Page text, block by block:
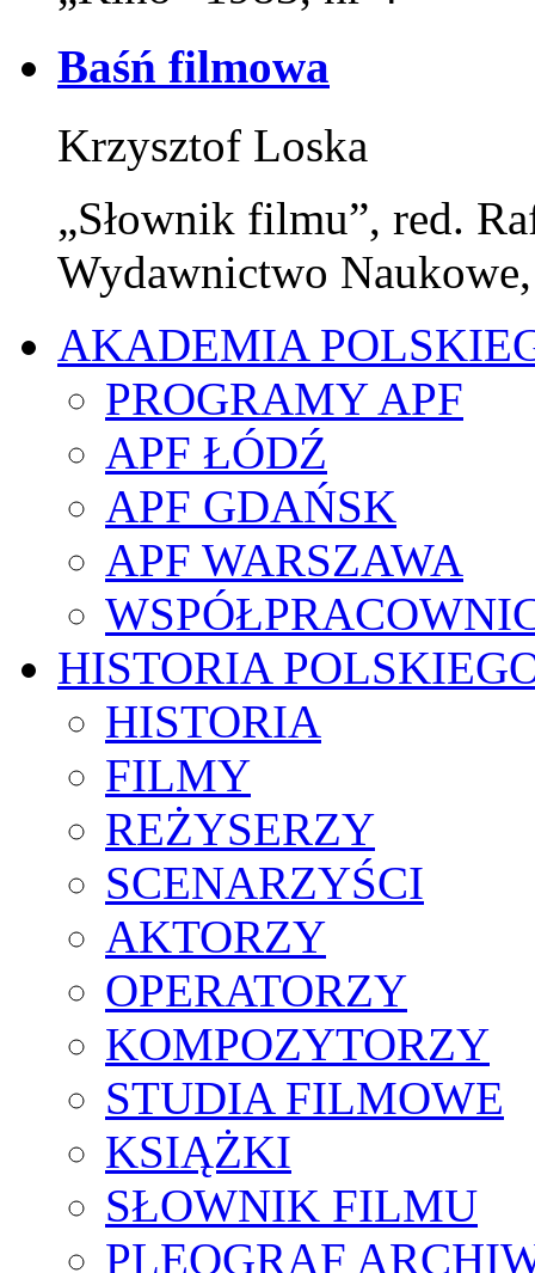
Baśń filmowa
Krzysztof Loska
„Słownik filmu”, red.
Wydawnictwo
AKADEMIA
PROGRAMY APF
APF ŁÓDŹ
APF GDAŃSK
APF WARSZAWA
HISTORIA
HISTORIA
FILMY
REŻYSERZY
SCENARZYŚCI
AKTORZY
OPERATORZY
KOMPOZYTORZY
STUDIA FILMOWE
KSIĄŻKI
SŁOWNIK FILMU
PLEOGRAF